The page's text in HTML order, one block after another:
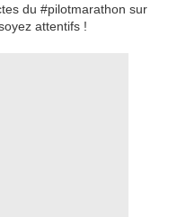
du #pilotmarathon sur
attentifs !